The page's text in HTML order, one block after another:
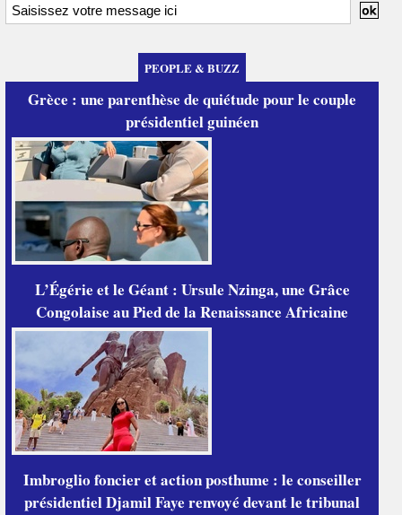
PEOPLE & BUZZ
Grèce : une parenthèse de quiétude pour le couple
présidentiel guinéen
L’Égérie et le Géant : Ursule Nzinga, une Grâce
Congolaise au Pied de la Renaissance Africaine
Imbroglio foncier et action posthume : le conseiller
présidentiel Djamil Faye renvoyé devant le tribunal